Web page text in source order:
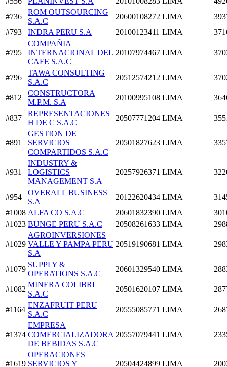
#736
ROM OUTSOURCING
S.A.C
20600108272 LIMA
#793
INDRA PERU S.A 20100123411 LIMA
#795
COMPAÑIA
INTERNACIONAL DEL
CAFE S.A.C
20107974467 LIMA
#796
TAWA CONSULTING
S.A.C
20512574212 LIMA
#812
CONSTRUCTORA
M.P.M. S.A
20100995108 LIMA
#837
REPRESENTACIONES
H DE C S.A.C
20507771204 LIMA
#891
GESTION DE
SERVICIOS
COMPARTIDOS S.A.C
20501827623 LIMA
#931
INDUSTRY &
LOGISTICS
MANAGEMENT S.A
20257926371 LIMA
#954
OVERALL BUSINESS
S.A
20122620434 LIMA
#1008 ALFA CO S.A.C 20601832390 LIMA
#1023 BUNGE PERU S.A.C 20508261633 LIMA
#1029
AGROINVERSIONES
VALLE Y PAMPA PERU
S.A
20519190681 LIMA
#1079
SUPPLY &
OPERATIONS S.A.C
20601329540 LIMA
#1082
MINERA COLIBRI
S.A.C
20501620107 LIMA
#1164
ENZAFRUIT PERU
S.A.C
20555085771 LIMA
#1374
EMPRESA
COMERCIALIZADORA
DE BEBIDAS S.A.C
20557079441 LIMA
#1619
OPERACIONES
SERVICIOS Y
20504424899 LIMA